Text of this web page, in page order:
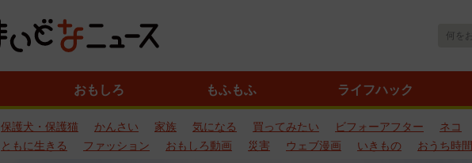
おもしろ もふもふ ライフハック
保護犬・保護猫 かんさい 家族 気になる 買ってみたい ビフォーアフター ネコ
ともに生きる
ファッション おもしろ動画 災害 ウェブ漫画 いきもの おうち時間